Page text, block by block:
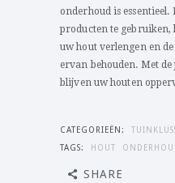
onderhoud is essentieel.
producten te gebruiken,
uw hout verlengen en
ervan behouden. Met
blijven uw houten
CATEGORIEËN:
TAGS:
HOUT
SHARE